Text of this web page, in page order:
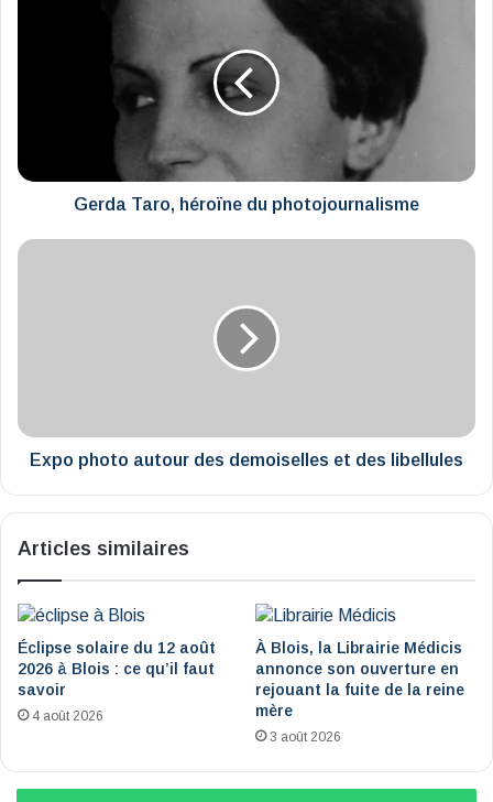
photojournalisme
Gerda Taro, héroïne du photojournalisme
Expo
Expo photo autour des demoiselles et des libellules
Articles similaires
Éclipse solaire du 12 août
2026 à Blois : ce qu’il faut
savoir
4 août 2026
À Blois, la Librairie Médicis
annonce son ouverture en
rejouant la fuite de la reine
mère
3 août 2026